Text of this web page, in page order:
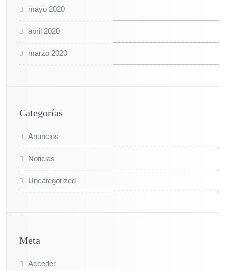
mayo 2020
abril 2020
marzo 2020
Categorías
Anuncios
Noticias
Uncategorized
Meta
Acceder